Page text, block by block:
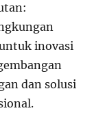
inovasi
dan solusi